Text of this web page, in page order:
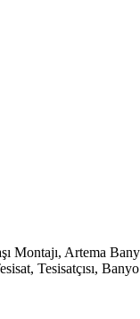
Montajı, Artema
Tesisatçısı,